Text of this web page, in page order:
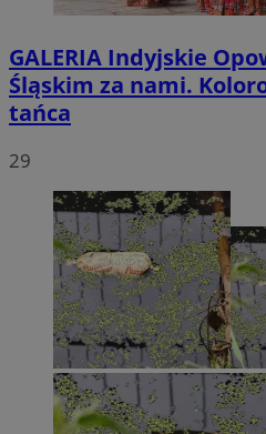
GALERIA Indyjskie
Śląskim za nami.
tańca
29